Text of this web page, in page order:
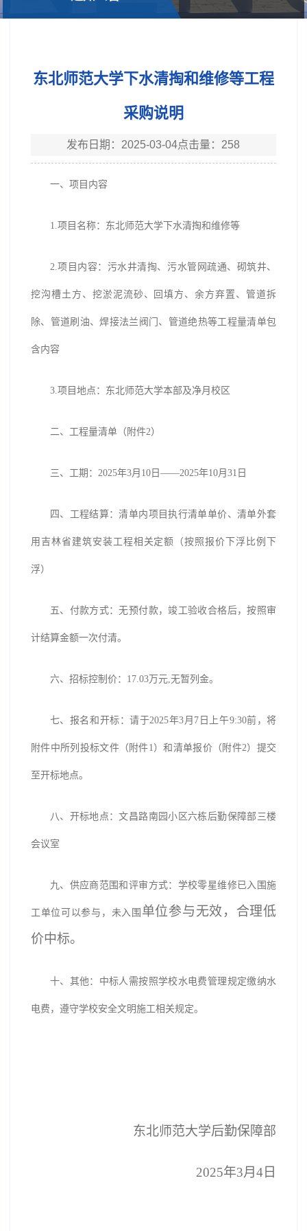
东北师范大学下水清掏和维修等工程
采购说明
发布日期：2025-03-04点击量： 258
一、项目内容
1.项目名称：东北师范大学下水清掏和维修等
2.项目内容：污水井清掏、污水管网疏通、砌筑井、
挖沟槽土方、挖淤泥流砂、回填方、余方弃置、管道拆
除、管道刷油、焊接法兰阀门、管道绝热等工程量清单包
含内容
3.项目地点：东北师范大学本部及净月校区
二、工程量清单（附件2）
三、工期： 2025年3月10日——2025年10月31日
四、工程结算：清单内项目执行清单单价、清单外套
用吉林省建筑安装工程相关定额（按照报价下浮比例下
浮）
五、付款方式：无预付款，竣工验收合格后，按照审
计结算金额一次付清。
六、招标控制价： 17.03万元,无暂列金。
七、报名和开标：请于2025年3月7日上午9:30前，将
附件中所列投标文件（附件1）和清单报价（附件2）提交
至开标地点。
八、开标地点：文昌路南园小区六栋后勤保障部三楼
会议室
九、供应商范围和评审方式：学校零星维修已入围施
工单位可以参与，未入围 单位参与无效，合理低
价中标。
十、其他：中标人需按照学校水电费管理规定缴纳水
电费，遵守学校安全文明施工相关规定。
东北师范大学后勤保障部
2025年3月4日